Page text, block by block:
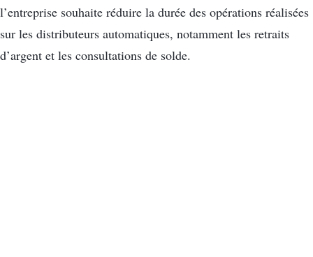
l’entreprise souhaite réduire la durée des opérations réalisées
sur les distributeurs automatiques, notamment les retraits
d’argent et les consultations de solde.